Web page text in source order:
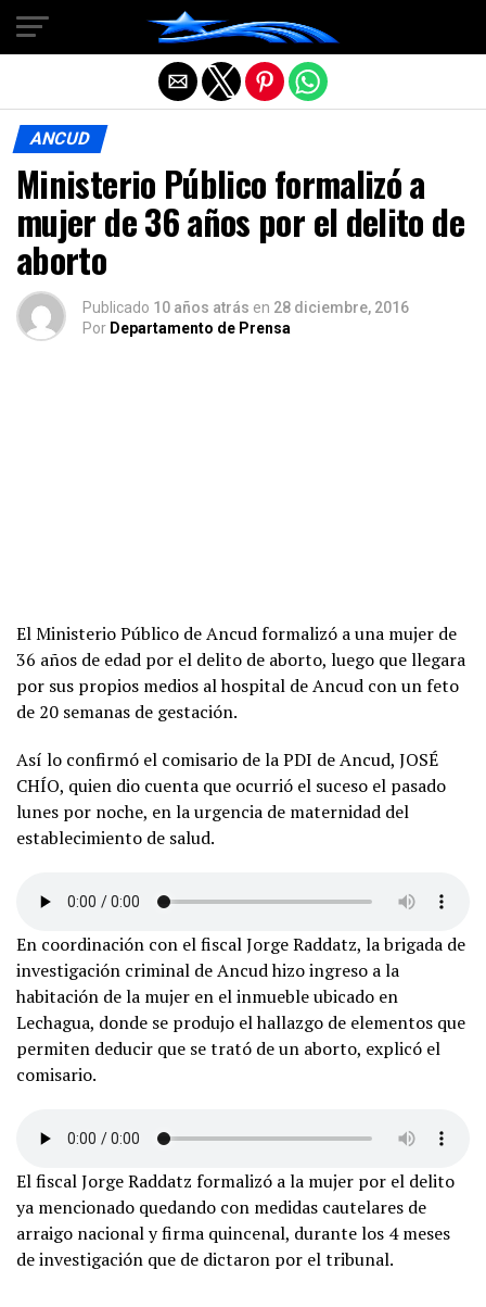
ANCUD
Ministerio Público formalizó a
mujer de 36 años por el delito de
aborto
Publicado 10 años atrás en 28 diciembre, 2016
Por Departamento de Prensa
El Ministerio Público de Ancud formalizó a una mujer de
36 años de edad por el delito de aborto, luego que llegara
por sus propios medios al hospital de Ancud con un feto
de 20 semanas de gestación.
Así lo confirmó el comisario de la PDI de Ancud, JOSÉ
CHÍO, quien dio cuenta que ocurrió el suceso el pasado
lunes por noche, en la urgencia de maternidad del
establecimiento de salud.
En coordinación con el fiscal Jorge Raddatz, la brigada de
investigación criminal de Ancud hizo ingreso a la
habitación de la mujer en el inmueble ubicado en
Lechagua, donde se produjo el hallazgo de elementos que
permiten deducir que se trató de un aborto, explicó el
comisario.
El fiscal Jorge Raddatz formalizó a la mujer por el delito
ya mencionado quedando con medidas cautelares de
arraigo nacional y firma quincenal, durante los 4 meses
de investigación que de dictaron por el tribunal.
Salir de la versión móvil